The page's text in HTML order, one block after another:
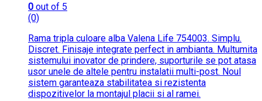
0 out of 5
(0)
Rama tripla culoare alba Valena Life 754003. Simplu.
Discret. Finisaje integrate perfect in ambianta. Multumita
sistemului inovator de prindere, suporturile se pot atasa
usor unele de altele pentru instalatii multi-post. Noul
sistem garanteaza stabilitatea si rezistenta
dispozitivelor la montajul placii si al ramei.